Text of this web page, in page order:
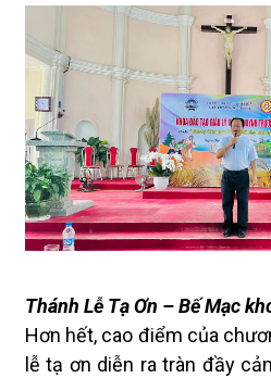
Thánh Lễ Tạ Ơn – Bế Mạc
Hơn hết, cao điểm của
lễ tạ ơn diễn ra tràn đầy